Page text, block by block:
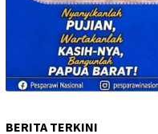
BERITA TERKINI